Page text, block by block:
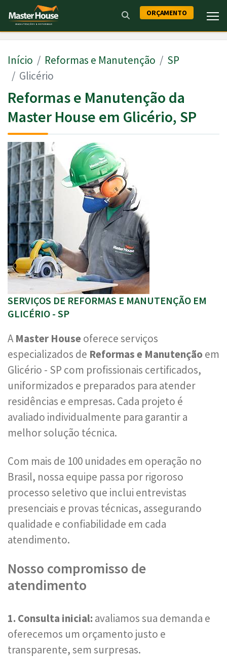
ORÇAMENTO
Início Reformas e Manutenção
SP
Glicério
Reformas e Manutenção da
Master House em Glicério, SP
SERVIÇOS DE REFORMAS E MANUTENÇÃO EM
GLICÉRIO - SP
AMaster House oferece serviços
especializados de Reformas e Manutenção em
Glicério - SP com profissionais certificados,
uniformizados e preparados para atender
residências e empresas. Cada projeto é
avaliado individualmente para garantir a
melhor solução técnica.
Com mais de 100 unidades em operação no
Brasil, nossa equipe passa por rigoroso
processo seletivo que inclui entrevistas
presenciais e provas técnicas, assegurando
qualidade e confiabilidade em cada
atendimento.
Nosso compromisso de
atendimento
1. Consulta inicial: avaliamos sua demanda e
oferecemos um orçamento justo e
transparente, sem surpresas.